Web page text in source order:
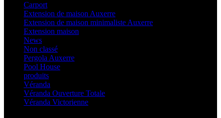
Carport
Extension de maison Auxerre
Extension de maison minimaliste Auxerre
Extension maison
News
Non classé
Pergola Auxerre
Pool House
produits
Véranda
Véranda Ouverture Totale
Véranda Victorienne